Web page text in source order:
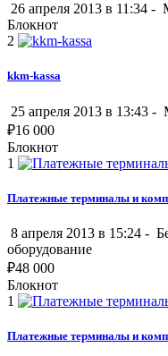
26 апреля 2013 в 11:34 -
Блокнот
2
kkm-kassa
25 апреля 2013 в 13:43 -
₽16 000
Блокнот
1
Платежные терминалы и
8 апреля 2013 в 15:24 -
оборудование
₽48 000
Блокнот
1
Платежные терминалы и